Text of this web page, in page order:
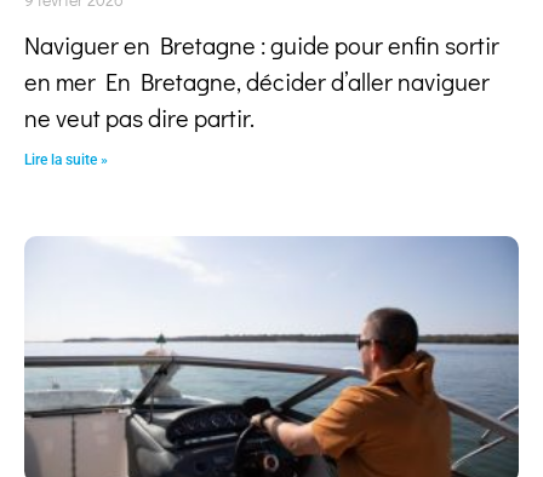
Naviguer en Bretagne : guide pour enfin sortir
en mer En Bretagne, décider d’aller naviguer
ne veut pas dire partir.
Lire la suite »